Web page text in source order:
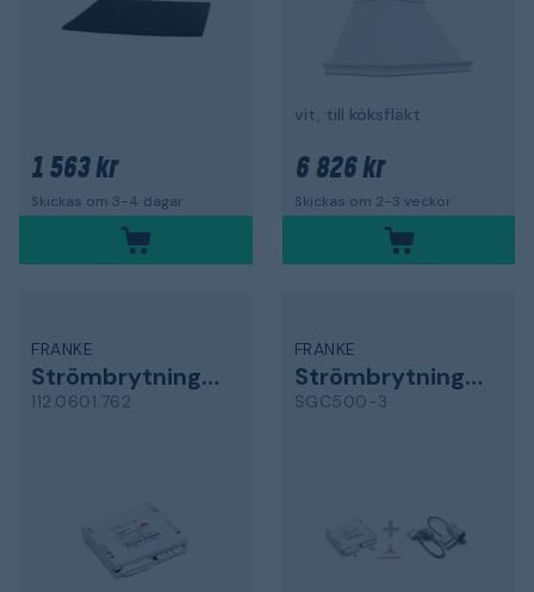
1 563 kr
Skickas om 3-4 dagar
vit, till köksfläkt
6 826 kr
Skickas om 2-3 veckor
FRANKE
Strömbrytningsenhet
112.0601.762
FRANKE
Strömbrytningsenhet
SGC500-3